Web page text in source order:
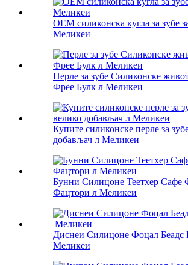
ОЕМ силиконска кугла за зубе
Меликеи
Перле за зубе Силиконске
Фрее Булк л Меликеи
Купите силиконске перле за
добављач л Меликеи
Бунни Силицоне Теетхер Сафе
Фацтори л Меликеи
Диснеи Силицоне Фоцал Беадс
Меликеи